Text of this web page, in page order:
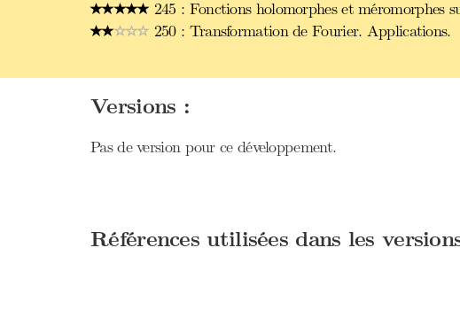
245 : Fonctions holomorphes et méromorphes
250 : Transformation de Fourier. Applications.
Versions :
Pas de version pour ce développement.
Références utilisées dans les